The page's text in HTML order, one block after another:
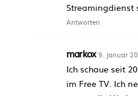
Streamingdienst
Antworten
markox 9. Januar
Ich schaue seit
im Free TV. Ich